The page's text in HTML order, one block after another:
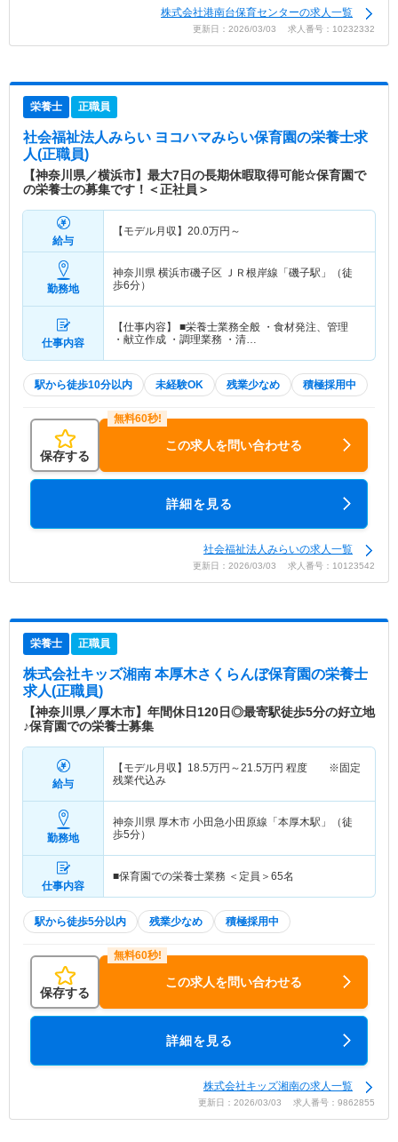
株式会社港南台保育センターの求人一覧
更新日：2026/03/03 求人番号：10232332
栄養士 正職員
社会福祉法人みらい ヨコハマみらい保育園の栄養士求
人(正職員)
【神奈川県／横浜市】最大7日の長期休暇取得可能☆保育園で
の栄養士の募集です！＜正社員＞
給与
【モデル月収】 20.0万円～
勤務地
神奈川県 横浜市磯子区 ＪＲ根岸線「磯子駅」（徒
歩6分）
仕事内容
【仕事内容】 ■栄養士業務全般 ・食材発注、管理
・献立作成 ・調理業務 ・清…
駅から徒歩10分以内 未経験OK 残業少なめ 積極採用中
保存する
この求人を問い合わせる
詳細を見る
社会福祉法人みらいの求人一覧
更新日：2026/03/03 求人番号：10123542
栄養士 正職員
株式会社キッズ湘南 本厚木さくらんぼ保育園の栄養士
求人(正職員)
【神奈川県／厚木市】年間休日120日◎最寄駅徒歩5分の好立地
♪保育園での栄養士募集
給与
【モデル月収】 18.5万円～21.5万円 程度 ※固定
残業代込み
勤務地
神奈川県 厚木市 小田急小田原線「本厚木駅」（徒
歩5分）
仕事内容
■保育園での栄養士業務 ＜定員＞65名
駅から徒歩5分以内 残業少なめ 積極採用中
保存する
この求人を問い合わせる
詳細を見る
株式会社キッズ湘南の求人一覧
更新日：2026/03/03 求人番号：9862855